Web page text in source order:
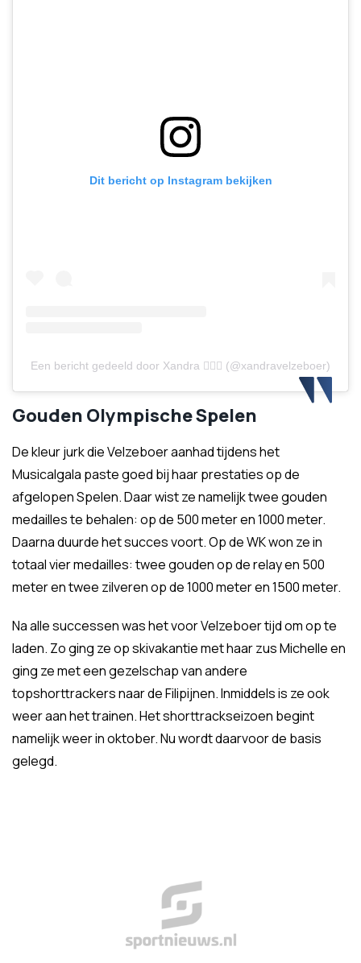
Dit bericht op Instagram bekijken
Een bericht gedeeld door Xandra 🦹🏼‍♀️ (@xandravelzeboer)
Gouden Olympische Spelen
De kleur jurk die Velzeboer aanhad tijdens het
Musicalgala paste goed bij haar prestaties op de
afgelopen Spelen. Daar wist ze namelijk twee gouden
medailles te behalen: op de 500 meter en 1000 meter.
Daarna duurde het succes voort. Op de WK won ze in
totaal vier medailles: twee gouden op de relay en 500
meter en twee zilveren op de 1000 meter en 1500 meter.
Na alle successen was het voor Velzeboer tijd om op te
laden. Zo ging ze op skivakantie met haar zus Michelle en
ging ze met een gezelschap van andere
topshorttrackers naar de Filipijnen. Inmiddels is ze ook
weer aan het trainen. Het shorttrackseizoen begint
namelijk weer in oktober. Nu wordt daarvoor de basis
gelegd.